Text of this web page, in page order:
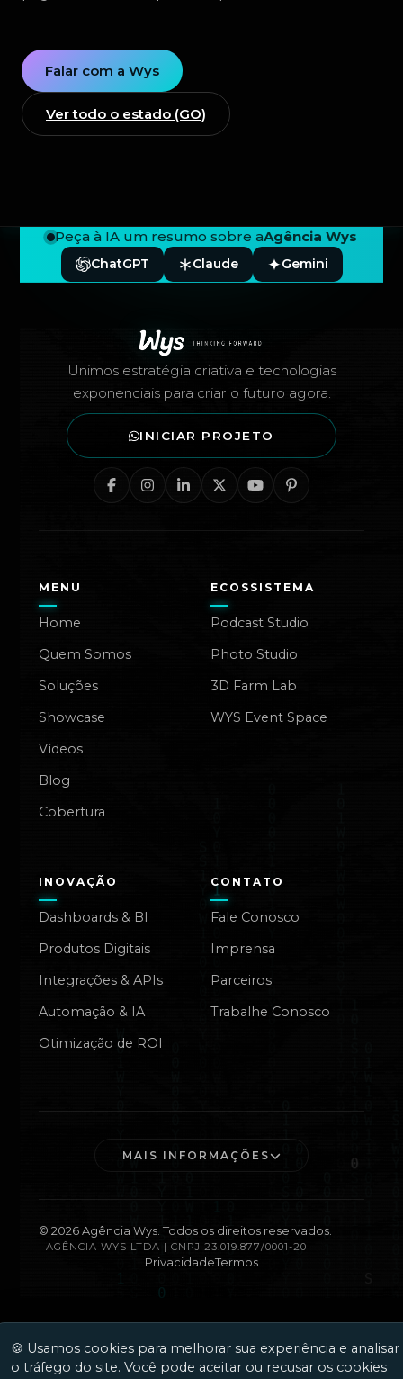
Falar com a Wys
Ver todo o estado (GO)
Peça à IA um resumo sobre aAgência Wys
ChatGPT Claude Gemini
Unimos estratégia criativa e tecnologias
exponenciais para criar o futuro agora.
INICIAR PROJETO
MENU
Home
Quem Somos
Soluções
Showcase
Vídeos
Blog
Cobertura
ECOSSISTEMA
Podcast Studio
Photo Studio
3D Farm Lab
WYS Event Space
INOVAÇÃO
Dashboards & BI
Produtos Digitais
Integrações & APIs
Automação & IA
Otimização de ROI
CONTATO
Fale Conosco
Imprensa
Parceiros
Trabalhe Conosco
MAIS INFORMAÇÕES
© 2026Agência Wys. Todos os direitos reservados.
AGÊNCIA WYS LTDA | CNPJ 23.019.877/0001-20
PrivacidadeTermos
🍪 Usamos cookies para melhorar sua experiência e analisar
o tráfego do site. Você pode aceitar ou recusar os cookies